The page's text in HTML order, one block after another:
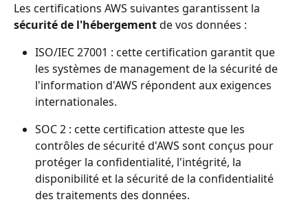
Les certifications AWS suivantes garantissent la
sécurité de l'hébergement de vos données :
ISO/IEC 27001 : cette certification garantit que
les systèmes de management de la sécurité de
l'information d'AWS répondent aux exigences
internationales.
SOC 2 : cette certification atteste que les
contrôles de sécurité d'AWS sont conçus pour
protéger la confidentialité, l'intégrité, la
disponibilité et la sécurité de la confidentialité
des traitements des données.